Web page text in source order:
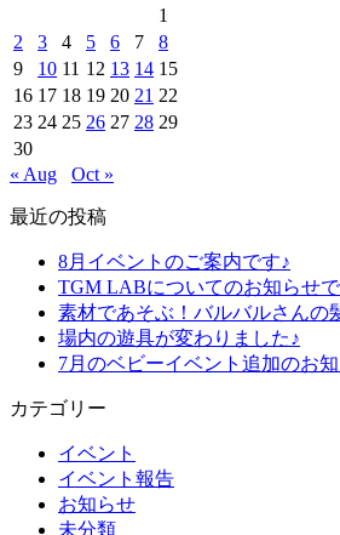
1
2
3 4 5 6 7
8
9
10 11 12 13 14 15
16 17 18 19 20 21 22
23 24 25 26 27 28 29
30
« Aug
Oct »
最近の投稿
8月イベントのご案内です♪
TGM LABについてのお知らせ
素材であそぶ！バルバルさん
場内の遊具が変わりました♪
7月のベビーイベント追加のお
カテゴリー
イベント
イベント報告
お知らせ
未分類